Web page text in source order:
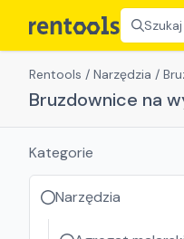
Rentools / Narzędzia /
Bruzdownice na
Kategorie
Narzędzia